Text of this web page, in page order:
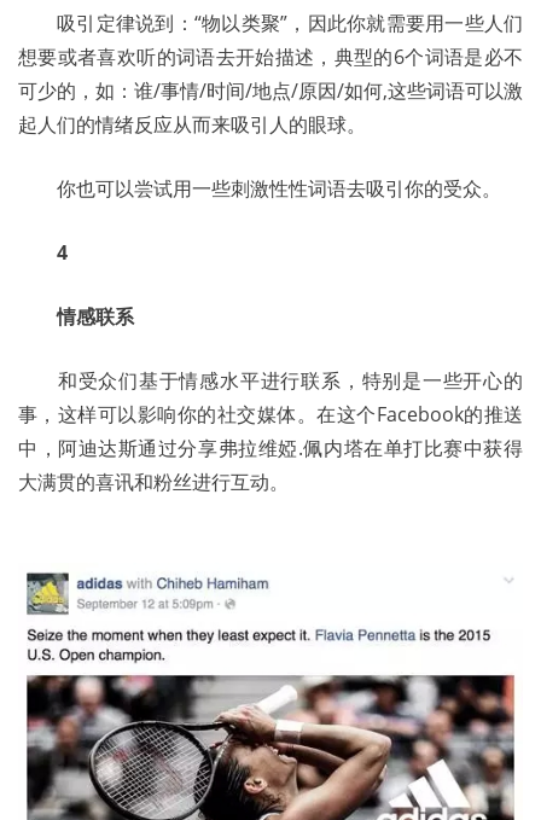
	吸引定律说到：“物以类聚”，因此你就需要用一些人们
想要或者喜欢听的词语去开始描述，典型的6个词语是必不
可少的，如：谁/事情/时间/地点/原因/如何,这些词语可以激
起人们的情绪反应从而来吸引人的眼球。
	你也可以尝试用一些刺激性性词语去吸引你的受众。
4
情感联系
事，这样可以影响你的社交媒体。在这个Facebook的推送
中，阿迪达斯通过分享弗拉维婭.佩内塔在单打比赛中获得
大满贯的喜讯和粉丝进行互动。